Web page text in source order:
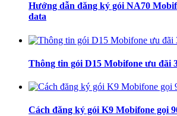
Hướng dẫn đăng ký gói NA70
data
Thông tin gói D15 Mobifone ưu đãi
Cách đăng ký gói K9 Mobifone gọi